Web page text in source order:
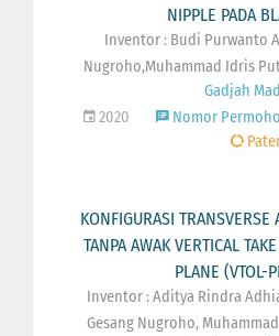
NIPPLE PADA
Inventor : Budi Purwanto
Nugroho,Muhammad Idris
Gadjah
2020
Nomor
KONFIGURASI TRANSVERSE
TANPA AWAK VERTICAL
PLANE (VTOL-
Inventor : Aditya Rindra
Gesang Nugroho,